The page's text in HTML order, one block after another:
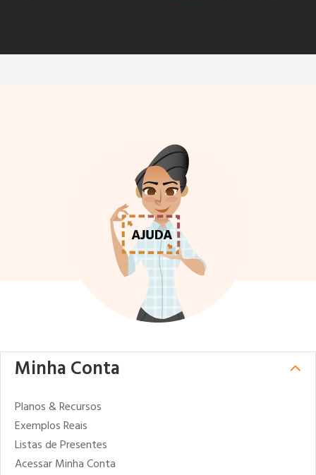
Minha Conta
Planos & Recursos
Exemplos Reais
Listas de Presentes
Acessar Minha Conta